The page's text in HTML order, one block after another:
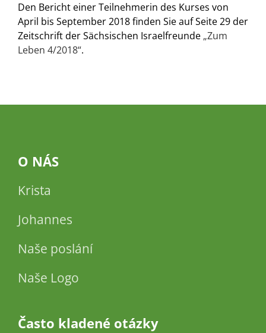
Den Bericht einer Teilnehmerin des Kurses von
April bis September 2018 finden Sie auf Seite 29 der
Zeitschrift der Sächsischen Israelfreunde „Zum
Leben 4/2018“.
O NÁS
Krista
Johannes
Naše poslání
Naše Logo
Často kladené otázky